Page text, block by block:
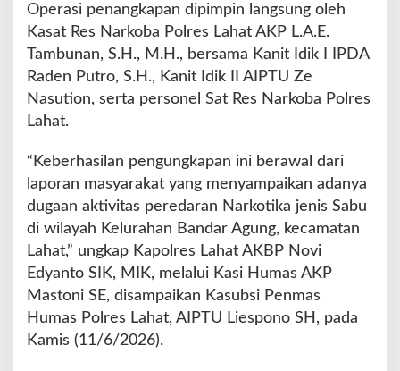
u
O
g
r
g
a
P
e
g
e
d
Operasi penangkapan dipimpin langsung oleh
Kasat Res Narkoba Polres Lahat AKP L.A.E.
Tambunan, S.H., M.H., bersama Kanit Idik I IPDA
Raden Putro, S.H., Kanit Idik II AIPTU Ze
Nasution, serta personel Sat Res Narkoba Polres
Lahat.
“Keberhasilan pengungkapan ini berawal dari
laporan masyarakat yang menyampaikan adanya
dugaan aktivitas peredaran Narkotika jenis Sabu
di wilayah Kelurahan Bandar Agung, kecamatan
Lahat,” ungkap Kapolres Lahat AKBP Novi
Edyanto SIK, MIK, melalui Kasi Humas AKP
Mastoni SE, disampaikan Kasubsi Penmas
Humas Polres Lahat, AIPTU Liespono SH, pada
Kamis (11/6/2026).